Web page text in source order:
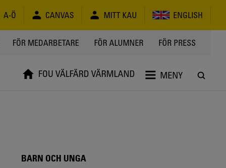
A-Ö CANVAS MITT KAU ENGLISH
FÖR MEDARBETARE FÖR ALUMNER FÖR PRESS
FOU VÄLFÄRD VÄRMLAND MENY
BARN OCH UNGA